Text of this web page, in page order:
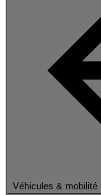
Véhicules & mobilité